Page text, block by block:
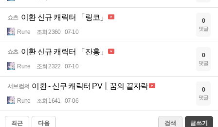
쇼츠 이환 신규 캐릭터 「링코」
Rune 조회 2360 07-10
0
댓글
쇼츠 이환 신규 캐릭터 「잔홍」
Rune 조회 2322 07-10
0
댓글
서브컬쳐 이환 - 신쿠 캐릭터 PV丨꿈의 끝자락
Rune 조회 1641 07-06
0
댓글
최근 다음 검색 글쓰기